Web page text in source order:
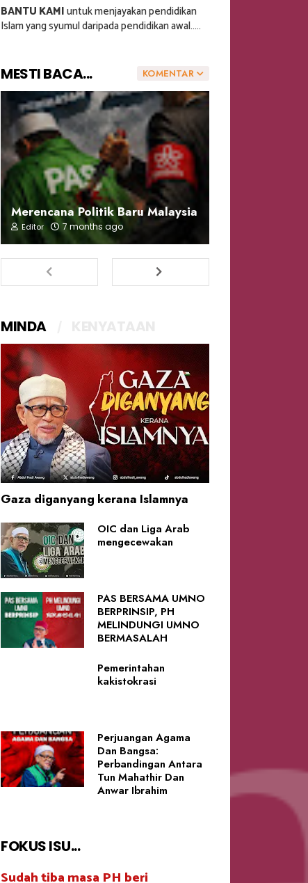
BANTU KAMIuntuk menjayakan pendidikan
Islam yang syumul daripada pendidikan awal.....
KOMENTAR
MESTI BACA...
Merencana Politik Baru Malaysia
Editor 7 months ago
MINDA
Gaza diganyang kerana Islamnya
OIC dan Liga Arab
mengecewakan
PAS BERSAMA UMNO
BERPRINSIP, PH
MELINDUNGI UMNO
BERMASALAH
Pemerintahan
kakistokrasi
Perjuangan Agama
Dan Bangsa:
Perbandingan Antara
Tun Mahathir Dan
Anwar Ibrahim
FOKUS ISU...
Sudah tiba masa PH beri